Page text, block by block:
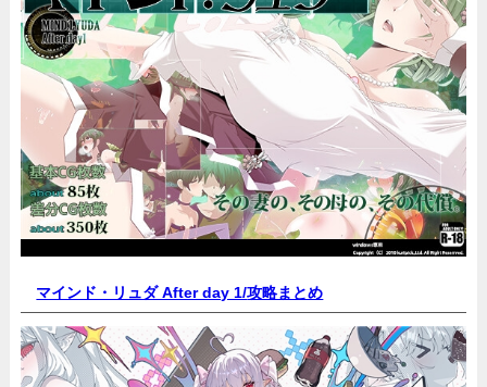
マインド・リュダ After day 1/攻略まとめ